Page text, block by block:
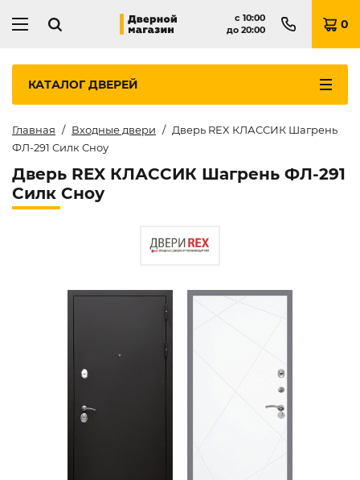
с 10:00
до 20:00 0
КАТАЛОГДВЕРЕЙ
Главная Входные двери
Дверь REX КЛАССИК Шагрень
ФЛ-291 Силк Сноу
Дверь REX КЛАССИК Шагрень ФЛ-291
Силк Сноу